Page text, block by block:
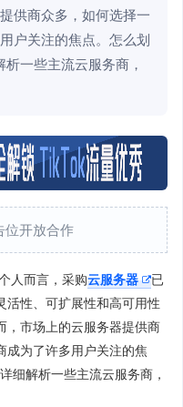
供商众多，如何选择一
户关注的焦点。怎么划
一些主流云服务商，
位开放合作
人而言，采购云服务器
已
活性、可扩展性和高可用性
，市场上的云服务器提供商
成为了许多用户关注的焦
细解析一些主流云服务商，